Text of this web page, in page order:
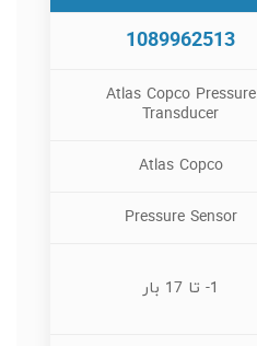
1089962513
Atlas Copco Pressure
Transducer
Atlas Copco
Pressure Sensor
1- تا 17 بار